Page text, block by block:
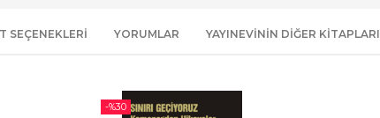
SEÇENEKLERI YORUMLAR YAYINEVININ DIĞER KITAPLARI
-%30